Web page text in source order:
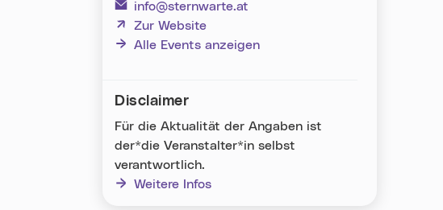
info@sternwarte.at
Zur Website
(neues Fenster)
Alle Events anzeigen
Disclaimer
Für die Aktualität der Angaben ist
der*die Veranstalter*in selbst
verantwortlich.
Weitere Infos